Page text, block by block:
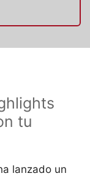
tu
lanzado un